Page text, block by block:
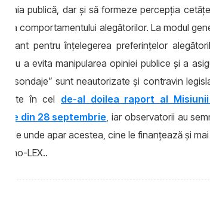
publică, dar și să formeze percepția
comportamentului alegătorilor. La modul
pentru înțelegerea preferințelor
a evita manipularea opiniei publice și a
„sondaje” sunt neautorizate și contravin
în cel de-al doilea raport al Misiunii
din 28 septembrie, iar observatorii au
de unde apar acestea, cine le finanțează și
LEX..